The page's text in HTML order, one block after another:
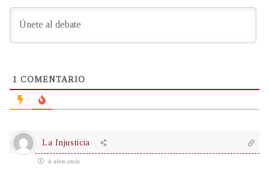
1 COMENTARIO
La Injusticia
4 años atrás